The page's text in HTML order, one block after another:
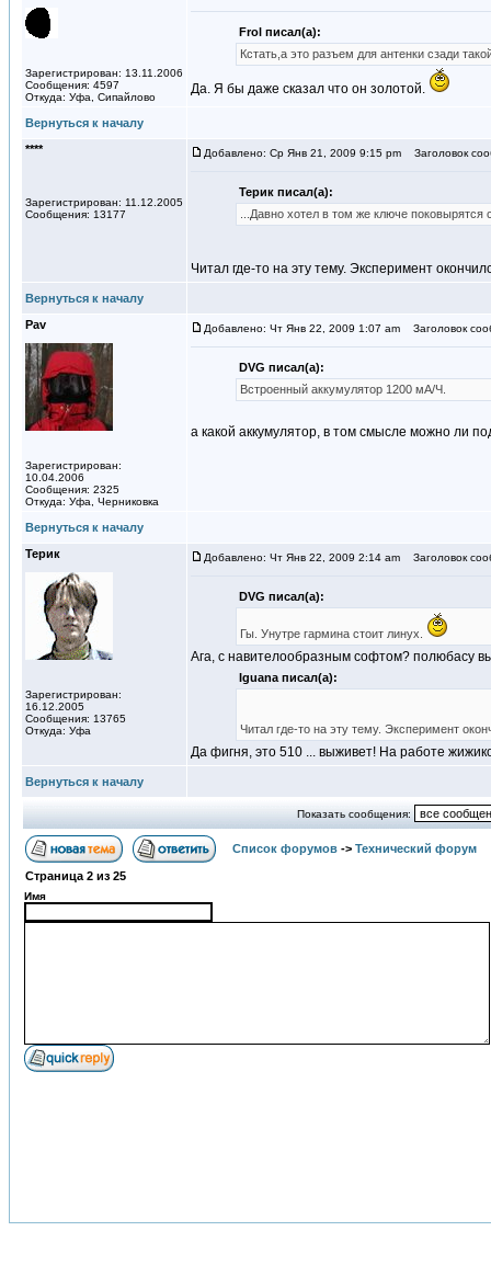
Зарегистрирован: 13.11.2006
Сообщения: 4597
Откуда: Уфа, Сипайлово
Frol писал(а):
Кстать,а это разъем для антенки сзади
Да. Я бы даже сказал что он золотой.
Вернуться к началу
****
Зарегистрирован: 11.12.2005
Сообщения: 13177
Добавлено: Ср Янв 21, 2009 9:15 pm Заголовок
Терик писал(а):
...Давно хотел в том же ключе поковырятся
Читал где-то на эту тему. Эксперимент
Вернуться к началу
Pav
Зарегистрирован:
10.04.2006
Сообщения: 2325
Откуда: Уфа, Черниковка
Добавлено: Чт Янв 22, 2009 1:07 am Заголовок
DVG писал(а):
Встроенный аккумулятор 1200 мА/Ч.
а какой аккумулятор, в том смысле можно ли
Вернуться к началу
Терик
Зарегистрирован:
16.12.2005
Сообщения: 13765
Откуда: Уфа
Добавлено: Чт Янв 22, 2009 2:14 am Заголовок
DVG писал(а):
Гы. Унутре гармина стоит линух.
Ага, с навителообразным софтом? полюбасу
Iguana писал(а):
Читал где-то на эту тему. Эксперимент
Да фигня, это 510 ... выживет! На работе
Вернуться к началу
Показать сообщения:
Список форумов -> Технический форум
Страница 2 из 25
Имя